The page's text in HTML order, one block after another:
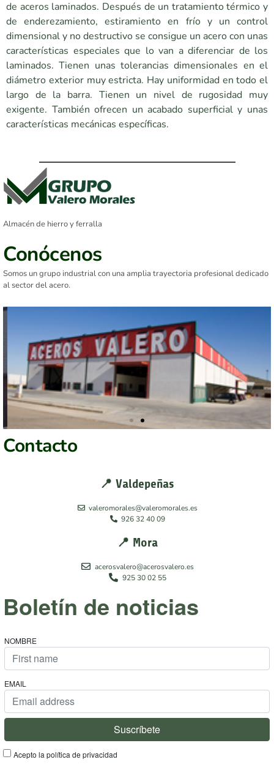
de aceros laminados. Después de un tratamiento térmico y
de enderezamiento, estiramiento en frío y un control
dimensional y no destructivo se consigue un acero con unas
características especiales que lo van a diferenciar de los
laminados. Tienen unas tolerancias dimensionales en el
diámetro exterior muy estricta. Hay uniformidad en todo el
largo de la barra. Tienen un nivel de rugosidad muy
exigente. También ofrecen un acabado superficial y unas
características mecánicas específicas.
Almacén de hierro y ferralla
Conócenos
Somos un grupo industrial con una amplia trayectoria profesional dedicado
al sector del acero.
Mora
Contacto
📍 Valdepeñas
valeromorales@valeromorales.es
926 32 40 09
📍 Mora
acerosvalero@acerosvalero.es
925 30 02 55
Boletín de noticias
NOMBRE
EMAIL
Acepto la política de privacidad